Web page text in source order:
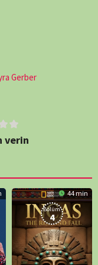
Gerber
verin
44 min
Bölüm:
4